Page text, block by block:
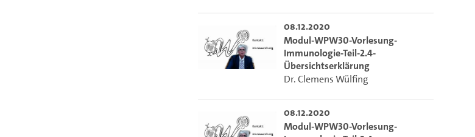
08.12.2020
Modul-WPW30-Vorlesung-
Immunologie-Teil-2.4-
Übersichtserklärung
Dr. Clemens Wülfing
08.12.2020
Modul-WPW30-Vorlesung-